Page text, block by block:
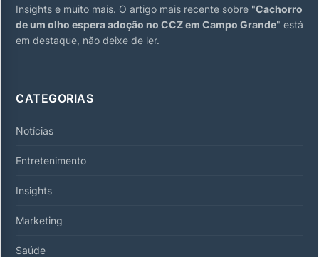
Insights e muito mais. O artigo mais recente sobre "Cachorro
de um olho espera adoção no CCZ em Campo Grande" está
em destaque, não deixe de ler.
CATEGORIAS
Notícias
Entretenimento
Insights
Marketing
Saúde